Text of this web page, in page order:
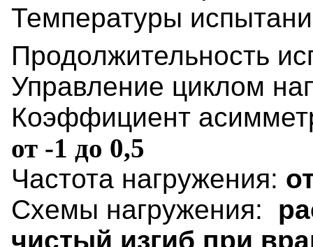
Температуры
Продолжительность
Управление циклом
Коэффициент
от -1 до 0,5
Частота нагружения:
Схемы нагружения:
чистый изгиб при